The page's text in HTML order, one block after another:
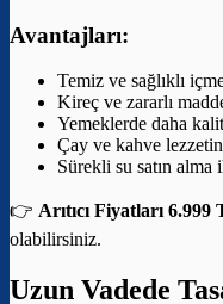
Avantajları:
Temiz ve sağlıklı
Kireç ve zararlı
Yemeklerde daha
Çay ve kahve
Sürekli su satın alma
👉 Arıtıcı Fiyatları 6.999
olabilirsiniz.
Uzun Vadede